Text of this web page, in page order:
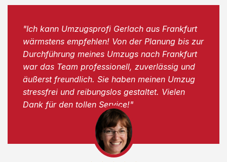
"Ich kann Umzugsprofi Gerlach aus Frankfurt
wärmstens empfehlen! Von der Planung bis zur
Durchführung meines Umzugs nach Frankfurt
war das Team professionell, zuverlässig und
äußerst freundlich. Sie haben meinen Umzug
stressfrei und reibungslos gestaltet. Vielen
Dank für den tollen Service!"